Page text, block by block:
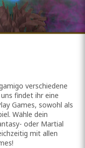
verschiedene
findet ihr eine
Games, sowohl als
Wähle dein
oder Martial
mit allen